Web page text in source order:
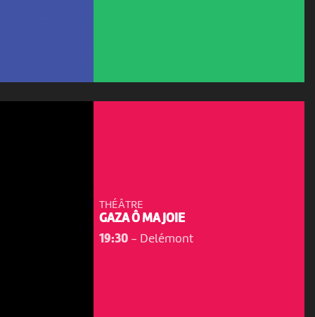
THÉÂTRE
GAZA Ô MA JOIE
19:30- Delémont